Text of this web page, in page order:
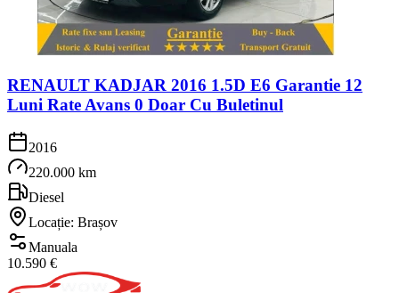
RENAULT KADJAR 2016 1.5D E6 Garantie 12
Luni Rate Avans 0 Doar Cu Buletinul
2016
220.000 km
Diesel
Locație: Brașov
Manuala
10.590 €